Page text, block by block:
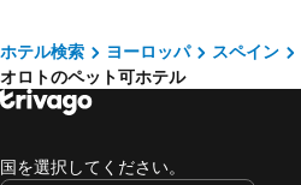
サント ヒラーリ サカルム, pet friendly hotels
Campellas, pet friendly hotels カ
Saus, pet friendly hotels
モンセニー, pet friendly hotels
ホテル検索 ヨーロッパ スペイン
オロトのペット可ホテル
国を選択してください。